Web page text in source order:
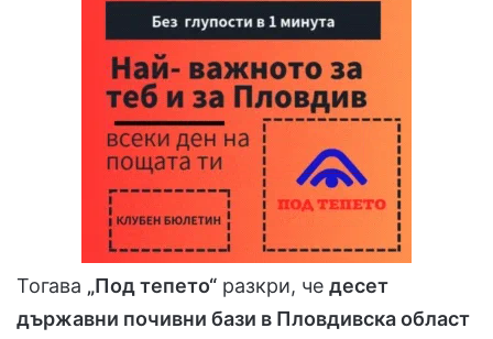
Тогава „Под тепето“ разкри, че десет
държавни почивни бази в Пловдивска област